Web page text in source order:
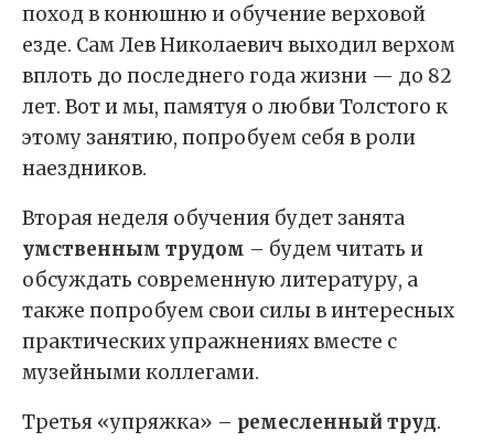
поход в конюшню и обучение верховой
езде. Сам Лев Николаевич выходил верхом
вплоть до последнего года жизни — до 82
лет. Вот и мы, памятуя о любви Толстого к
этому занятию, попробуем себя в роли
наездников.
Вторая неделя обучения будет занята
умственным трудом – будем читать и
обсуждать современную литературу, а
также попробуем свои силы в интересных
практических упражнениях вместе с
музейными коллегами.
Третья «упряжка» – ремесленный труд.